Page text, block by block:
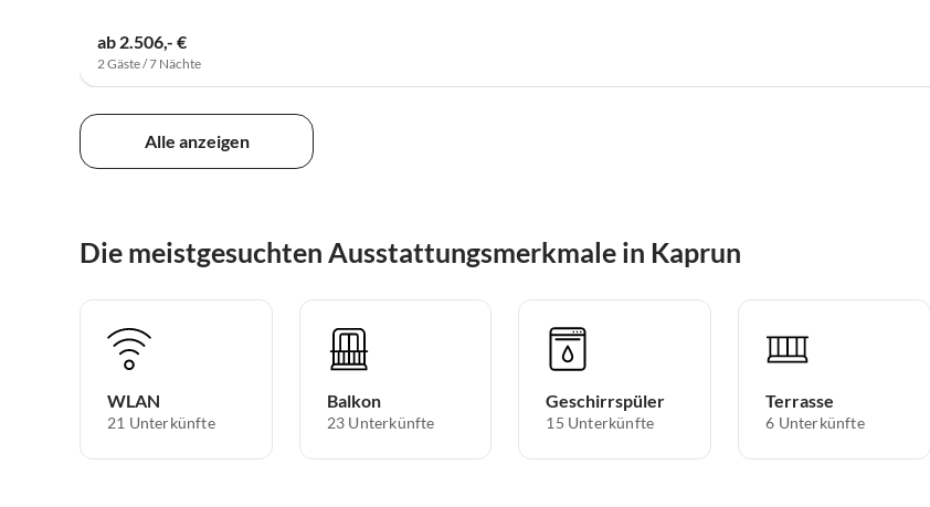
ab 2.506,- €
2 Gäste / 7 Nächte
Alle anzeigen
Die meistgesuchten Ausstattungsmerkmale in Kaprun
WLAN
21 Unterkünfte
Balkon
23 Unterkünfte
Geschirrspüler
15 Unterkünfte
Terrasse
6 Unterkünfte